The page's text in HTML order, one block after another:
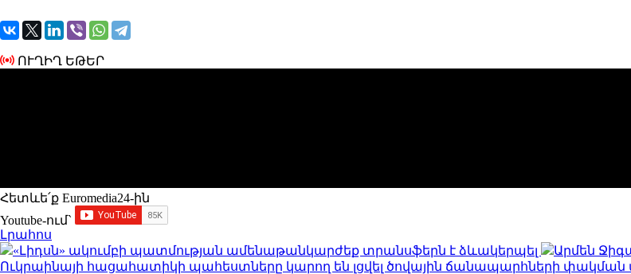
ՈՒՂԻՂ ԵԹԵՐ
Հետևե՛ք Euromedia24-ին
Youtube-ում`
Լրահոս
«Լիդսն» ակումբի պատմության ամենաթանկարժեք տրանսֆերն է ձևակերպել
Արմեն
Ուկրաինայի հացահատիկի պահեստները կարող են լցվել ծովային ճանապարհների